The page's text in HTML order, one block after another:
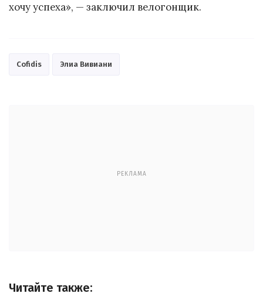
хочу успеха», — заключил велогонщик.
Cofidis Элиа Вивиани
РЕКЛАМА
Читайте также: